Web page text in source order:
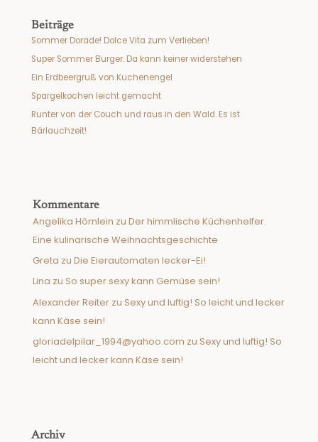
Beiträge
Sommer Dorade! Dolce Vita zum Verlieben!
Super Sommer Burger. Da kann keiner widerstehen
Ein Erdbeergruß von Kuchenengel
Spargelkochen leicht gemacht
Runter von der Couch und raus in den Wald. Es ist
Bärlauchzeit!
Kommentare
Angelika Hörnlein zu Der himmlische Küchenhelfer.
Eine kulinarische Weihnachtsgeschichte
Greta zu Die Eierautomaten lecker-Ei!
Lina zu So super sexy kann Gemüse sein!
Alexander Reiter zu Sexy und luftig! So leicht und lecker
kann Käse sein!
gloriadelpilar_1994@yahoo.com zu Sexy und luftig! So
leicht und lecker kann Käse sein!
Archiv